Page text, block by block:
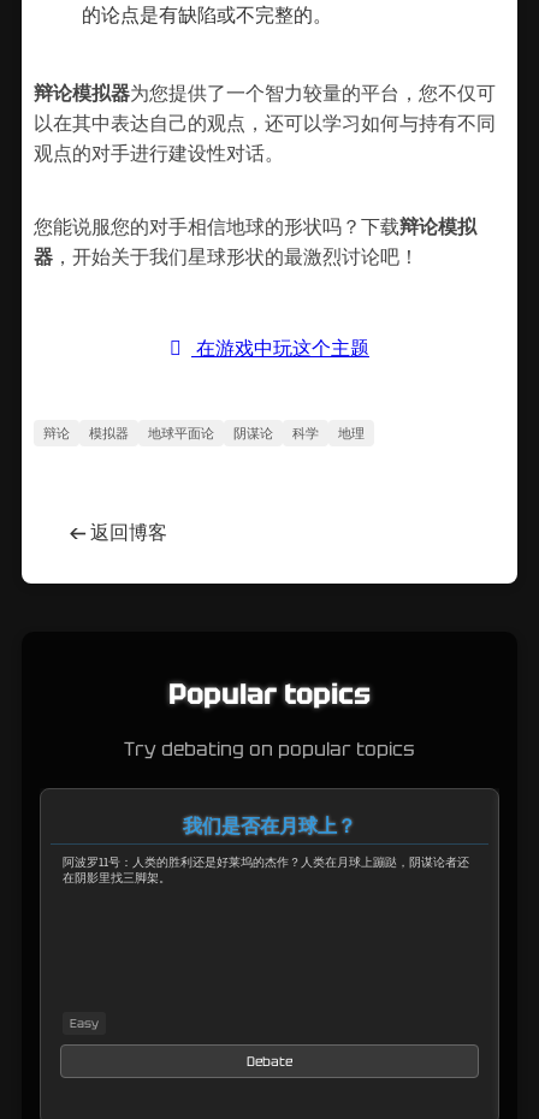
的论点是有缺陷或不完整的。
辩论模拟器为您提供了一个智力较量的平台，您不仅可
以在其中表达自己的观点，还可以学习如何与持有不同
观点的对手进行建设性对话。
您能说服您的对手相信地球的形状吗？下载辩论模拟
器 ，开始关于我们星球形状的最激烈讨论吧！
在游戏中玩这个主题
辩论 模拟器 地球平面论 阴谋论 科学 地理
←返回博客
Popular topics
Try debating on popular topics
我们是否在月球上？
阿波罗11号：人类的胜利还是好莱坞的杰作？人类在月球上蹦跶，阴谋论者还
在阴影里找三脚架。
Easy
Debate